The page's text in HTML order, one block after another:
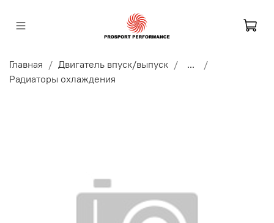
Главная Двигатель впуск/выпуск
...
Радиаторы охлаждения